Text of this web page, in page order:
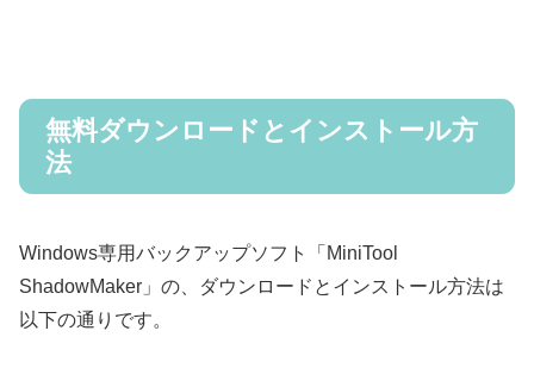
無料ダウンロードとインストール方
法
Windows専用バックアップソフト「MiniTool
ShadowMaker」の、ダウンロードとインストール方法は
以下の通りです。